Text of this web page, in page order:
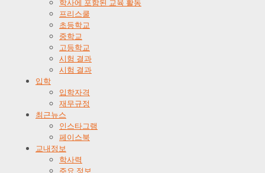
학사에 포함된 교육 활동
프리스쿨
초등학교
중학교
고등학교
시험 결과
시험 결과
입학
입학자격
재무규정
최근뉴스
인스타그램
페이스북
교내정보
학사력
주요 정보